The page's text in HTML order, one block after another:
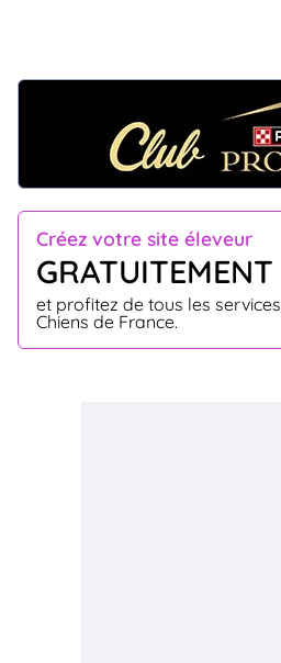
Créez votre site éleveur
GRATUITEMENT
et profitez de tous les services
Chiens de France.